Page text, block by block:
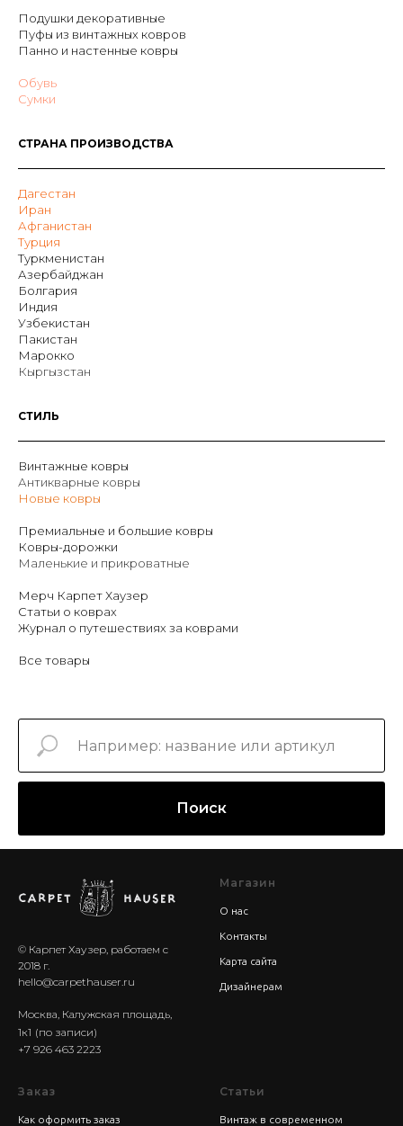
Подушки декоративные
Пуфы из винтажных ковров
Панно и настенные ковры
Обувь
Сумки
СТРАНА ПРОИЗВОДСТВА
Дагестан
Иран
Афганистан
Турция
Туркменистан
Азербайджан
Болгария
Индия
Узбекистан
Пакистан
Марокко
Кыргызстан
СТИЛЬ
Винтажные ковры
Антикварные ковры
Новые ковры
Премиальные и большие ковры
Ковры-дорожки
Маленькие и прикроватные
Мерч Карпет Хаузер
Статьи о коврах
Журнал о путешествиях за коврами
Все товары
Поиск
© Карпет Хаузер, работаем с
2018 г.
hello@carpethauser.ru
Москва, Калужская площадь,
1к1 (по записи)
+7 926 463 2223
Магазин
О нас
Контакты
Карта сайта
Дизайнерам
Заказ
Как оформить заказ
Статьи
Винтаж в современном